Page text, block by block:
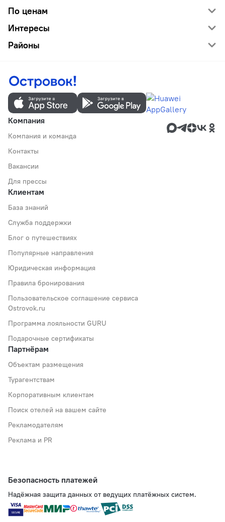
По ценам
Интересы
Районы
Компания
Компания и команда
Контакты
Вакансии
Для прессы
Клиентам
База знаний
Служба поддержки
Блог о путешествиях
Популярные направления
Юридическая информация
Правила бронирования
Пользовательское соглашение сервиса
Ostrovok.ru
Программа лояльности GURU
Подарочные сертификаты
Партнёрам
Объектам размещения
Турагентствам
Корпоративным клиентам
Поиск отелей на вашем сайте
Рекламодателям
Реклама и PR
Безопасность платежей
Надёжная защита данных от ведущих платёжных систем.